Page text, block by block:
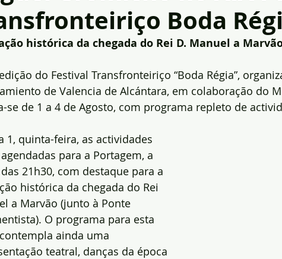
Boda
histórica da chegada do Rei D. Manuel a
do Festival Transfronteiriço “Boda Régia”,
de Valencia de Alcántara, em colaboração do
se de 1 a 4 de Agosto, com programa repleto de
1, quinta-feira, as actividades
para a Portagem, a
21h30, com destaque para a
histórica da chegada do Rei
a Marvão (junto à Ponte
O programa para esta
ainda uma
teatral, danças da época